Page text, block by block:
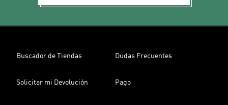
Buscador de Tiendas Dudas Frecuentes
Solicitar mi Devolución Pago